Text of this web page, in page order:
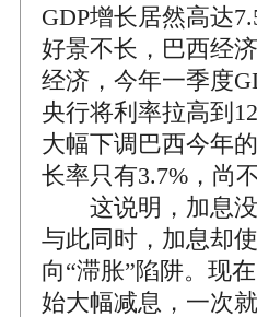
GDP增长居然高达
好景不长，巴西经
经济，今年一季度
央行将利率拉高到
大幅下调巴西今年
长率只有3.7%，尚
这说明，加息没
与此同时，加息却
向“滞胀”陷阱。现
始大幅减息，一次